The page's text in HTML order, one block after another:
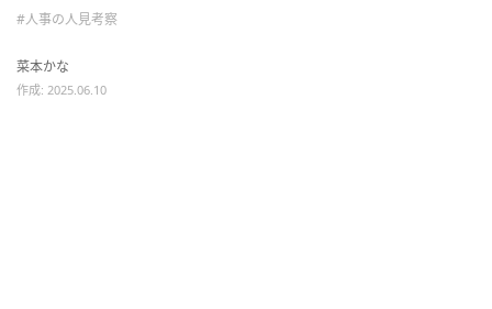
#人事の人見考察
菜本かな
作成: 2025.06.10